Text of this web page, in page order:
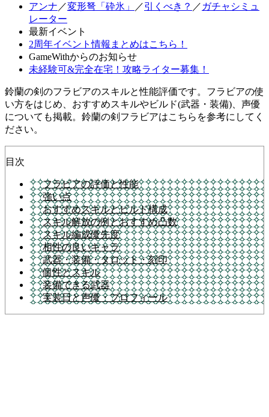
アンナ ／変形弩「砕氷」 ／引くべき？ ／ ガチャシミュ
レーター
最新イベント
2周年イベント情報まとめはこちら！
GameWithからのお知らせ
未経験可&完全在宅！攻略ライター募集！
鈴蘭の剣のフラビアのスキルと性能評価です。フラビアの使
い方をはじめ、おすすめスキルやビルド(武器・装備)、声優
についても掲載。鈴蘭の剣フラビアはこちらを参考にしてく
ださい。
目次
フラビアの評価と性能
強い点
おすすめスキルとビルド構成
スキル解放の例とおすすめ凸数
スキル編成優先度
相性の良いキャラ
武器・装備・タロット・刻印
個性とスキル
装備できる武器
実装日と声優・プロフィール